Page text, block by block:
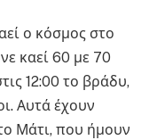
ο κόσμος στο
καεί 60 με 70
12:00 το βράδυ,
Αυτά έχουν
Μάτι, που ήμουν